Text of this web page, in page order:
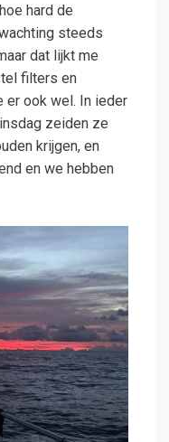
hard de
steeds
dat lijkt me
filters en
er ook wel. In ieder
zeiden ze
krijgen, en
en we hebben